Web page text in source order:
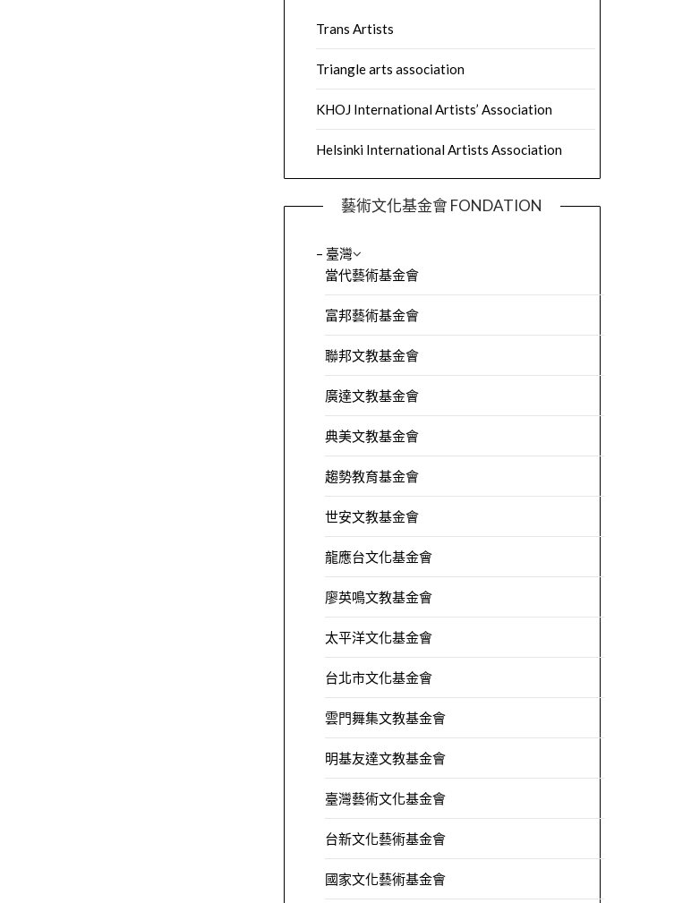
Trans Artists
Triangle arts association
KHOJ International Artists’ Association
Helsinki International Artists Association
藝術文化基金會 FONDATION
– 臺灣
當代藝術基金會
富邦藝術基金會
聯邦文教基金會
廣達文教基金會
典美文教基金會
趨勢教育基金會
世安文教基金會
龍應台文化基金會
廖英鳴文教基金會
太平洋文化基金會
台北市文化基金會
雲門舞集文教基金會
明基友達文教基金會
臺灣藝術文化基金會
台新文化藝術基金會
國家文化藝術基金會